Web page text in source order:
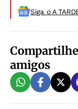
Siga o A
amigos